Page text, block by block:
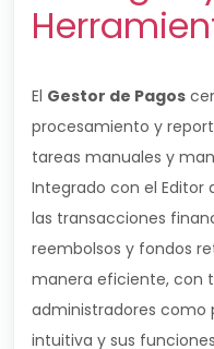
El Gestor de Pagos
procesamiento y
tareas manuales y
Integrado con el Editor
las transacciones
reembolsos y fondos
manera eficiente, con
administradores como
intuitiva y sus